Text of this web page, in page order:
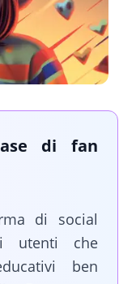
di fan
di social
utenti che
ben